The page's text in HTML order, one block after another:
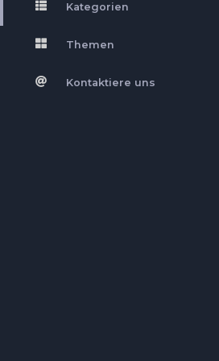
Kategorien
Themen
Kontaktiere uns